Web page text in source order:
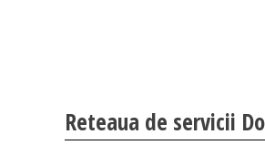
Reteaua de servicii